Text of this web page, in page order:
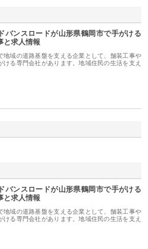
バンスロードが山形県鶴岡市で手がける
と求人情報
地域の道路基盤を支える企業として、舗装工事や
ける専門会社があります。地域住民の生活を支え
バンスロードが山形県鶴岡市で手がける
と求人情報
地域の道路基盤を支える企業として、舗装工事や
ける専門会社があります。地域住民の生活を支え